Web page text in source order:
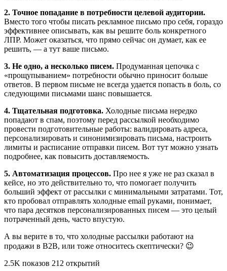
2. Точное попадание в потребности целевой аудитории.
Вместо того чтобы писать рекламное письмо про себя, гораздо
эффективнее описывать, как вы решите боль конкретного
ЛПР. Может оказаться, что прямо сейчас он думает, как ее
решить, — а тут ваше письмо.
3. Не одно, а несколько писем. Продуманная цепочка с
«прощупыванием» потребности обычно приносит больше
ответов. В первом письме не всегда удается попасть в боль, со
следующими письмами шанс повышается.
4. Тщательная подготовка. Холодные письма нередко
попадают в спам, поэтому перед рассылкой необходимо
провести подготовительные работы: валидировать адреса,
персонализировать и синонимизировать письма, настроить
лимиты и расписание отправки писем. Вот тут можно узнать
подробнее, как повысить доставляемость.
5. Автоматизация процессов. Про нее я уже не раз сказал в
кейсе, но это действительно то, что помогает получить
больший эффект от рассылки с минимальными затратами. Тот,
кто пробовал отправлять холодные email руками, понимает,
что пара десятков персонализированных писем — это целый
потраченный день, часто впустую.
А вы верите в то, что холодные рассылки работают на
продажи в B2B, или тоже относитесь скептически? 😉
2.5K показов 212 открытий